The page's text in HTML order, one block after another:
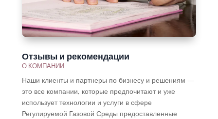
Отзывы и рекомендации
О КОМПАНИИ
Наши клиенты и партнеры по бизнесу и решениям —
это все компании, которые предпочитают и уже
использует технологии и услуги в сфере
Регулируемой Газовой Среды предоставленные